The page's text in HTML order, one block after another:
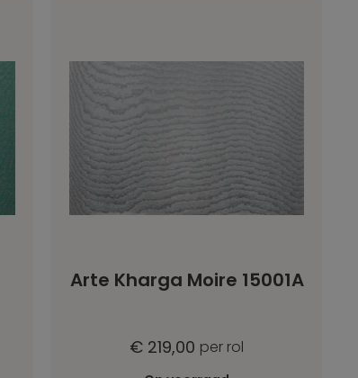
Arte Kharga Moire 15001A
€ 219,00 per rol